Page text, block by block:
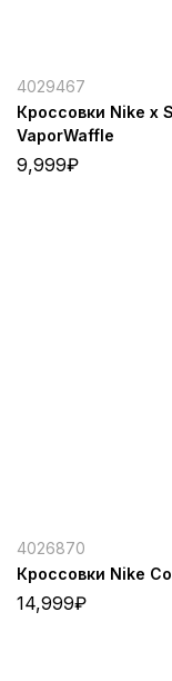
4029467
Кроссовки Nike x
VaporWaffle
9,999₽
4026870
Кроссовки Nike
14,999₽